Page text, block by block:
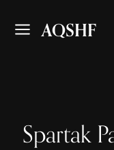
AQSHF
Spartak